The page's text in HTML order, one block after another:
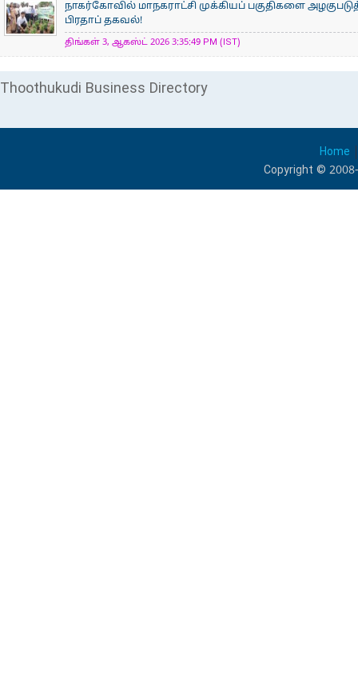
நாகர்கோவில் மாநகராட்சி முக்கியப் பகுதிகளை
பிரதாப் தகவல்!
திங்கள் 3, ஆகஸ்ட் 2026 3:35:49 PM (IST)
Thoothukudi Business Directory
Home
Copyright ©